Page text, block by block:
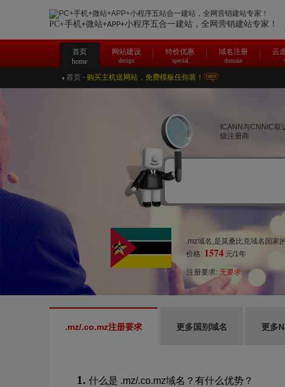
PC+手机+微站+APP+小程序五合一建站， 全网营销建站专家 ！
首页
home
网站建设
design
特价优惠
special
域名注册
domain
云
首页- 购买主机送网站，免费模板任你装！
ICANN与CNNIC双
级注册商
.mz域名,是莫桑比克域名国家
价格: 1574 元/1年
注册要求: 无要求
.mz/.co.mz注册要求 更多国别域名 更多
1. 什么是 .mz/.co.mz域名？有什么优势？